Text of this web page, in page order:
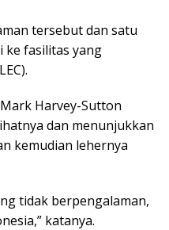
tersebut dan satu
ke fasilitas yang
Harvey-Sutton
dan menunjukkan
kemudian lehernya
tidak berpengalaman,
katanya.